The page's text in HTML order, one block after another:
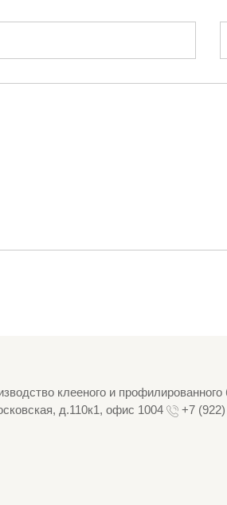
клееного и профилированного
д.110к1, офис 1004 +7